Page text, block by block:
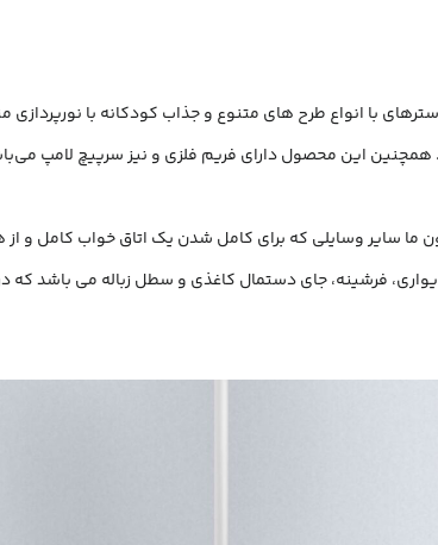
با انواع طرح های متنوع و جذاب کودکانه با نورپردازی
ما سایر وسایلی که برای کامل شدن یک اتاق خواب کامل و
دیواری، فرشینه، جای دستمال کاغذی و سطل زباله می باشد که